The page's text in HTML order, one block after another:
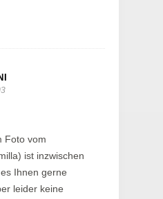
Foto vom
ist inzwischen
Ihnen gerne
leider keine